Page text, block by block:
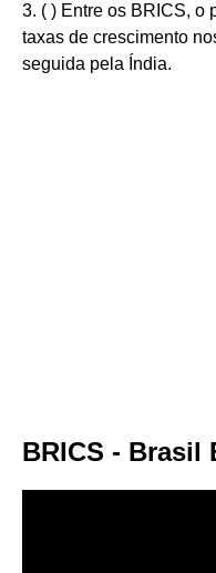
3. ( ) Entre os BRICS, o
taxas de crescimento
seguida pela Índia.
BRICS - Brasil